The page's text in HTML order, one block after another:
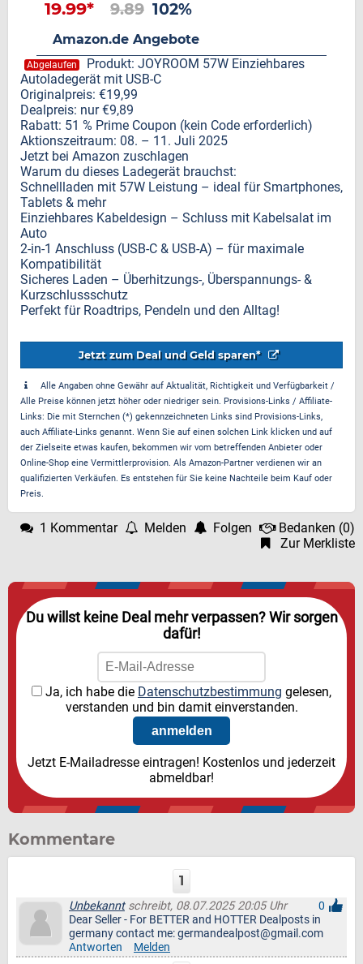
19.99* 9.89 102%
Amazon.de Angebote
Abgelaufen
Produkt: JOYROOM 57W Einziehbares
Autoladegerät mit USB-C
Originalpreis: €19,99
Dealpreis: nur €9,89
Rabatt: 51 % Prime Coupon (kein Code erforderlich)
Aktionszeitraum: 08. – 11. Juli 2025
Jetzt bei Amazon zuschlagen
Warum du dieses Ladegerät brauchst:
Schnellladen mit 57W Leistung – ideal für Smartphones,
Tablets & mehr
Einziehbares Kabeldesign – Schluss mit Kabelsalat im
Auto
2-in-1 Anschluss (USB-C & USB-A) – für maximale
Kompatibilität
Sicheres Laden – Überhitzungs-, Überspannungs- &
Kurzschlussschutz
Perfekt für Roadtrips, Pendeln und den Alltag!
Jetzt zum Deal und Geld sparen*
Alle Angaben ohne Gewähr auf Aktualität, Richtigkeit und Verfügbarkeit /
Alle Preise können jetzt höher oder niedriger sein. Provisions-Links / Affiliate-
Links: Die mit Sternchen (*) gekennzeichneten Links sind Provisions-Links,
auch Affiliate-Links genannt. Wenn Sie auf einen solchen Link klicken und auf
der Zielseite etwas kaufen, bekommen wir vom betreffenden Anbieter oder
Online-Shop eine Vermittlerprovision. Als Amazon-Partner verdienen wir an
qualifizierten Verkäufen. Es entstehen für Sie keine Nachteile beim Kauf oder
Preis.
1 Kommentar Melden Folgen Bedanken (0)
Zur Merkliste
Du willst keine Deal mehr verpassen? Wir sorgen
dafür!
Ja, ich habe die Datenschutzbestimmung gelesen,
verstanden und bin damit einverstanden.
Jetzt E-Mailadresse eintragen! Kostenlos und jederzeit
abmeldbar!
Kommentare
1
Unbekanntschreibt, 08.07.2025 20:05 Uhr
0
Dear Seller - For BETTER and HOTTER Dealposts in
germany contact me: germandealpost@gmail.com
Antworten
Melden